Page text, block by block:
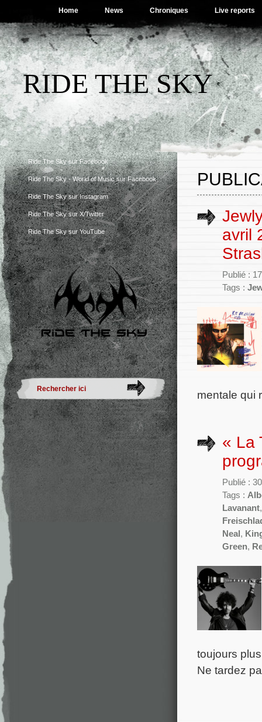
Home News Chroniques Live reports
RIDE THE SKY
Ride The Sky sur Facebook
Ride The Sky - World of Music sur Facebook
Ride The Sky sur Instagram
Ride The Sky sur X/Twitter
Ride The Sky sur YouTube
avril
Publié :
Tags :
mentale qui
« La
Publié :
Tags :
Lavanant
Neal,
Green,
toujours
Ne tardez